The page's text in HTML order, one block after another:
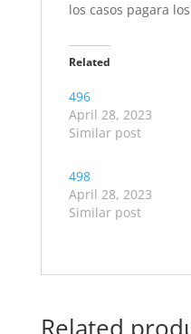
los casos pagara los
Related
496
April 28, 2023
Similar post
498
April 28, 2023
Similar post